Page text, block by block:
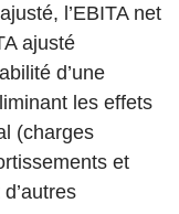
l’EBITA net
ajusté
d’une
les effets
(charges
et